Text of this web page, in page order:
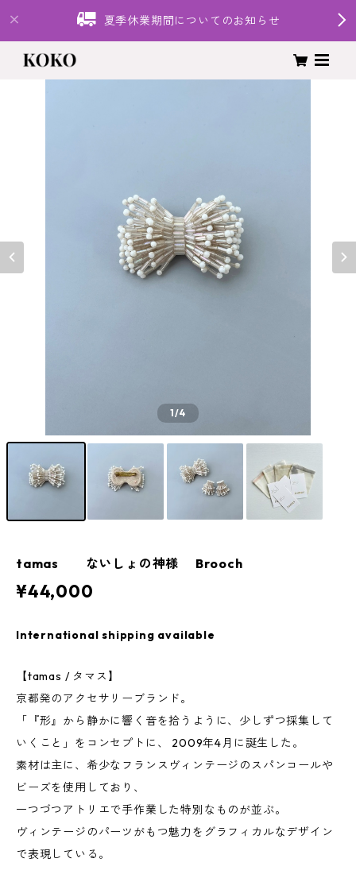
夏季休業期間についてのお知らせ
1/4
tamas ないしょの神様 Brooch
¥44,000
International shipping available
【tamas / タマス】
京都発のアクセサリーブランド。
「『形』から静かに響く音を拾うように、少しずつ採集して
いくこと」をコンセプトに、 2009年4月に誕生した。
素材は主に、希少なフランスヴィンテージのスパンコールや
ビーズを使用しており、
一つづつアトリエで手作業した特別なものが並ぶ。
ヴィンテージのパーツがもつ魅力をグラフィカルなデザイン
で表現している。